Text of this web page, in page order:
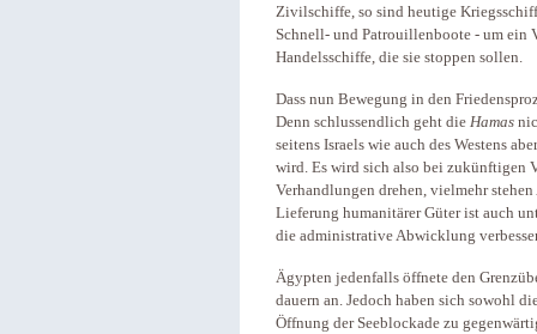
Zivilschiffe, so sind heutige
Schnell- und Patrouillenboote - um ein
Handelsschiffe, die sie stoppen sollen.
Dass nun Bewegung in den
Denn schlussendlich geht die Hamas
seitens Israels wie auch des Westens
wird. Es wird sich also bei zukünftigen
Verhandlungen drehen, vielmehr
Lieferung humanitärer Güter ist auch
die administrative Abwicklung
Ägypten jedenfalls öffnete den
dauern an. Jedoch haben sich sowohl
Öffnung der Seeblockade zu